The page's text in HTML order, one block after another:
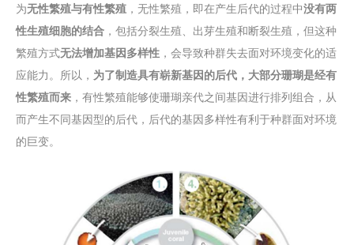
为无性繁殖与有性繁殖 ，无性繁殖，即在产生后代的过程中没有两
性生殖细胞的结合 ，包括分裂生殖、出芽生殖和断裂生殖，但这种
繁殖方式无法增加基因多样性 ，会导致种群失去面对环境变化的适
应能力。所以， 为了制造具有崭新基因的后代，大部分珊瑚是经有
性繁殖而来 ，有性繁殖能够使珊瑚亲代之间基因进行排列组合，从
而产生不同基因型的后代，后代的基因多样性有利于种群面对环境
的巨变。